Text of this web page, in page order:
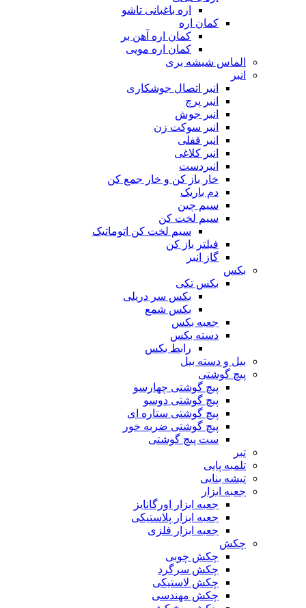
اره باغبانی تاشو
کمان اره
کمان اره آهن بر
کمان اره مویی
الماس شیشه بری
انبر
انبر اتصال جوشکاری
انبر پرچ
انبر جوش
انبر سوکت زن
انبر قفلی
انبر کلاغی
انبردست
خار باز کن و خار جمع کن
دم باریک
سیم چین
سیم لخت کن
سیم لخت کن اتوماتیک
فیلتر باز کن
گاز انبر
بکس
بکس تکی
بکس سر دریلی
بکس شمع
جعبه بکس
دسته بکس
رابط بکس
بیل و دسته بیل
پیچ گوشتی
پیچ گوشتی چهارسو
پیچ گوشتی دوسو
پیچ گوشتی ستاره‌ ای
پیچ گوشتی ضربه خور
ست پیچ گوشتی
تبر
تلمبه پایی
تیشه بنایی
جعبه ابزار
جعبه ابزار اورگانایز
جعبه ابزار پلاستیکی
جعبه ابزار فلزی
چکش
چکش چوبی
چکش سرگرد
چکش لاستیکی
چکش مهندسی